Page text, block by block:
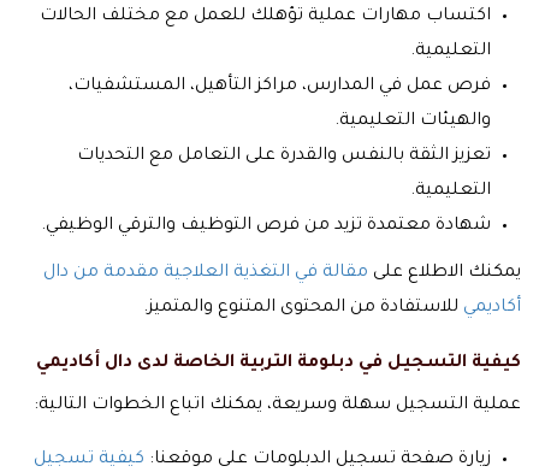
اكتساب مهارات عملية تؤهلك للعمل مع مختلف الحالات
التعليمية.
فرص عمل في المدارس، مراكز التأهيل، المستشفيات،
والهيئات التعليمية.
تعزيز الثقة بالنفس والقدرة على التعامل مع التحديات
التعليمية.
شهادة معتمدة تزيد من فرص التوظيف والترقي الوظيفي.
يمكنك الاطلاع على مقالة في التغذية العلاجية مقدمة من دال
أكاديمي للاستفادة من المحتوى المتنوع والمتميز.
كيفية التسجيل في دبلومة التربية الخاصة لدى دال أكاديمي
عملية التسجيل سهلة وسريعة، يمكنك اتباع الخطوات التالية:
زيارة صفحة تسجيل الدبلومات على موقعنا: كيفية تسجيل